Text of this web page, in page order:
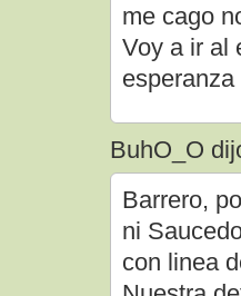
me cago
Voy a ir al
BuhO_O
Barrero,
ni
con linea